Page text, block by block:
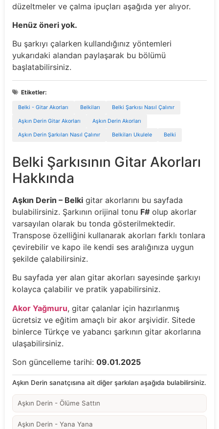
düzeltmeler ve çalma ipuçları aşağıda yer alıyor.
Henüz öneri yok.
Bu şarkıyı çalarken kullandığınız yöntemleri
yukarıdaki alandan paylaşarak bu bölümü
başlatabilirsiniz.
Etiketler:
Belki - Gitar Akorları Belkiları Belki Şarkısı Nasıl Çalınır
Aşkın Derin Gitar Akorları Aşkın Derin Akorları
Aşkın Derin Şarkıları Nasıl Çalınır Belkiları Ukulele Belki
Belki Şarkısının Gitar Akorları
Hakkında
Aşkın Derin – Belki gitar akorlarını bu sayfada
bulabilirsiniz. Şarkının orijinal tonu F# olup akorlar
varsayılan olarak bu tonda gösterilmektedir.
Transpose özelliğini kullanarak akorları farklı tonlara
çevirebilir ve kapo ile kendi ses aralığınıza uygun
şekilde çalabilirsiniz.
Bu sayfada yer alan gitar akorları sayesinde şarkıyı
kolayca çalabilir ve pratik yapabilirsiniz.
Akor Yağmuru, gitar çalanlar için hazırlanmış
ücretsiz ve eğitim amaçlı bir akor arşividir. Sitede
binlerce Türkçe ve yabancı şarkının gitar akorlarına
ulaşabilirsiniz.
Son güncelleme tarihi: 09.01.2025
Aşkın Derin sanatçısına ait diğer şarkıları aşağıda bulabilirsiniz.
Aşkın Derin - Ölüme Sattın
Aşkın Derin - Yana Yana